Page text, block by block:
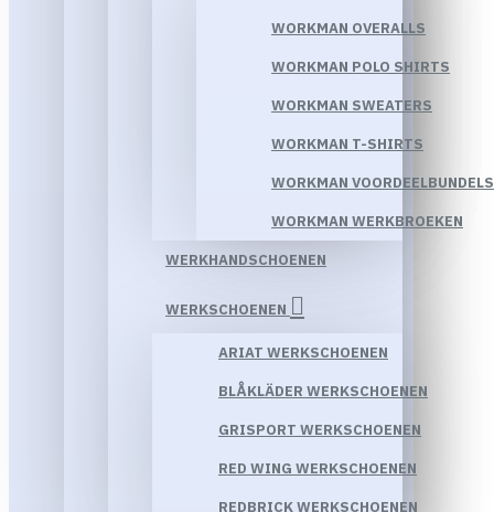
WORKMAN OVERALLS
WORKMAN POLO SHIRTS
WORKMAN SWEATERS
WORKMAN T-SHIRTS
WORKMAN VOORDEELBUNDELS
WORKMAN WERKBROEKEN
WERKHANDSCHOENEN
WERKSCHOENEN
ARIAT WERKSCHOENEN
BLÅKLÄDER WERKSCHOENEN
GRISPORT WERKSCHOENEN
RED WING WERKSCHOENEN
REDBRICK WERKSCHOENEN